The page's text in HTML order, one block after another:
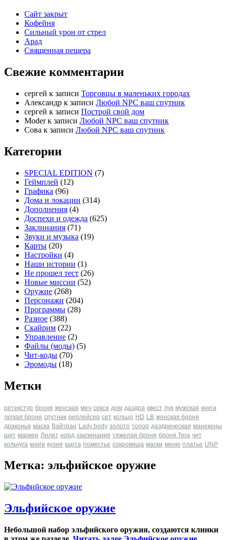
Сайт закрыт
Кофейня
Cильный урон от стрел
Арад
Священная пещера
Свежие комментарии
cергей к записи Торговцы в маленьких городах
Александр к записи Любой NPC ваш спутник
cергей к записи Построй свой дом
Moderк записи Любой NPC ваш спутник
Сова к записи Любой NPC ваш спутник
Категории
SPECIAL EDITION (7)
Геймплей (12)
Графика (96)
Дома и локации (314)
Дополнения (4)
Доспехи и одежда (625)
Заклинания (71)
Звуки и музыка (19)
Карты (20)
Настройки (4)
Наши истории (1)
Не прошел тест (26)
Новые миссии (52)
Оружие (268)
Персонажи (204)
Программы (28)
Разное (388)
Скайрим (22)
Управление (2)
Файлы (моды) (5)
Чит-коды (70)
Эромоды (18)
Метки
ретекстур броня женская меч секси дом даэдра квест лук мужская книга
легкая броня спутник реплейсер сет кольцо HD LB женская броня
драконья маска Вайтран Lady body золото топор даэдрическая манекены
щит маркер Лилит норд заклинания тяжелая броня броня Tera чит
кольчуга книги кузня карта поместье сокровища маски меню платье UNP
Метка: эльфийское оружие
Эльфийское оружие
Небольшой набор эльфийского оружия, создаются клинки